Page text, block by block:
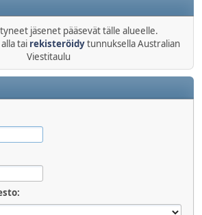
jäsenet pääsevät tälle alueelle.
tai rekisteröidytunnuksella Australian
Viestitaulu